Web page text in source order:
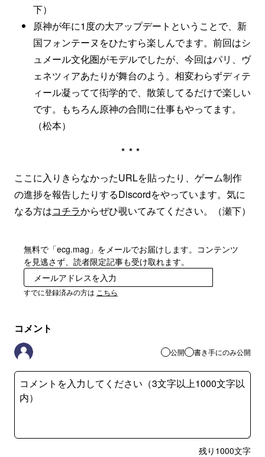
下）
原神が年に1度の大アップデートということで、新
国フォンテーヌをひたすら楽しんでます。前回はシ
ュメール文化圏がモデルでしたが、今回はパリ、ヴ
ェネツィアあたりが舞台のよう。相変わらずディテ
ィール凝ってて衒学的で、散策してるだけで楽しい
です。もちろん原神の合間に仕事もやってます。
（松本）
***
ここに入りきらなかったURLを貼ったり、ゲーム制作
の進捗を報告したりするDiscordをやっています。気に
なる方はコチラからぜひ覗いてみてください。（瀬下）
無料で「ecg.mag」をメールでお届けします。コンテンツ
を見逃さず、読者限定記事も受け取れます。
すでに登録済みの方は こちら
コメント
公開 書き手にのみ公開
残り 1000文字